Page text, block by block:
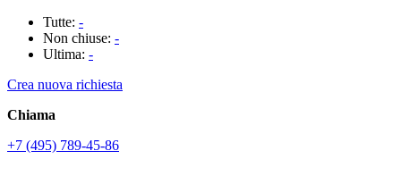
Tutte: -
Non chiuse: -
Ultima: -
Crea nuova richiesta
Chiama
+7 (495) 789-45-86